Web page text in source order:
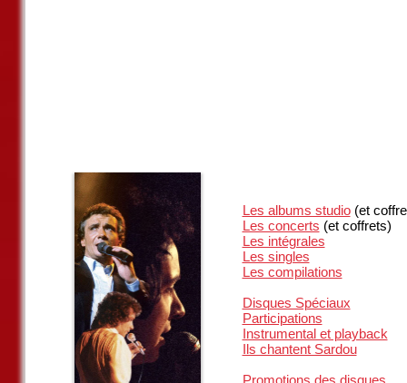
Les albums studio(et
Les concerts (et coffrets)
Les intégrales
Les singles
Les compilations
Disques Spéciaux
Participations
Instrumental et playback
Ils chantent Sardou
Promotions des disques